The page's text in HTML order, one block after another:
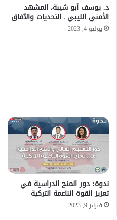
د. يوسف أبو شيبة، المشهد
الأمني الليبي ـ التحديات والآفاق
يوليو 4, 2023
ندوة: دور المنح الدراسية في
تعزيز القوة الناعمة التركية
فبراير 9, 2023